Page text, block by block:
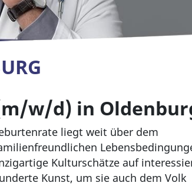
w/d) in
liegt weit über dem
Kulturschätze auf
Kunst, um sie auch dem Volk